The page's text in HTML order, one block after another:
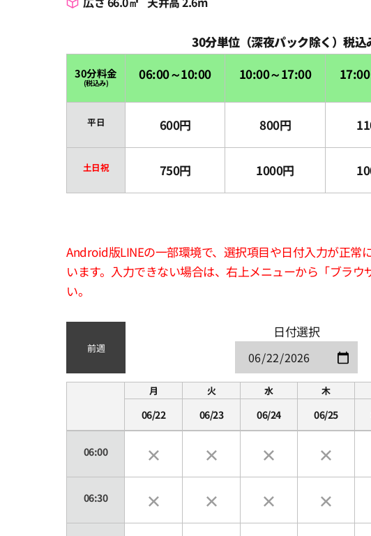
30分単位（深夜パック除く）税込
30分料金
(税込み)
06:00～10:00 10:00～17:00
平日 600円 800円
土日祝 750円 1000円
Android版LINEの一部環境で、選択項目や日付入力が正常
います。入力できない場合は、右上メニューから「ブラウ
い。
前週
日付選択
月
06/22
火
06/23
水
06/24
木
06/25
06:00
06:30